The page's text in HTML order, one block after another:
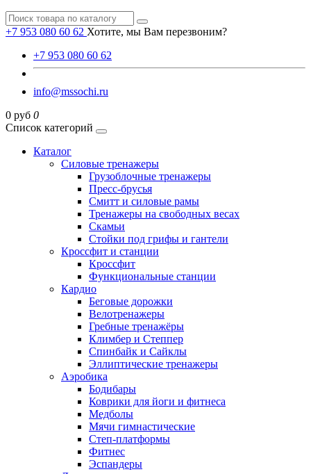
+7 953 080 60 62 Хотите, мы Вам перезвоним?
+7 953 080 60 62
info@mssochi.ru
0 руб 0
Список категорий
Каталог
Силовые тренажеры
Грузоблочные тренажеры
Пресс-брусья
Смитт и силовые рамы
Тренажеры на свободных весах
Скамьи
Стойки под грифы и гантели
Кроссфит и станции
Кроссфит
Функциональные станции
Кардио
Беговые дорожки
Велотренажеры
Гребные тренажёры
Климбер и Степпер
Спинбайк и Сайклы
Эллиптические тренажеры
Аэробика
Бодибары
Коврики для йоги и фитнеса
Медболы
Мячи гимнастические
Степ-платформы
Фитнес
Эспандеры